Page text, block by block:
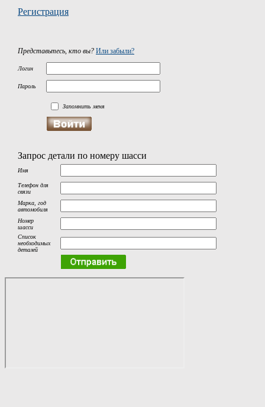
Регистрация
Представьтесь, кто вы? Или забыли?
Логин
Пароль
Запомнить меня
Запрос детали по номеру шасси
Имя
Телефон для
связи
Марка, год
автомобиля
Номер
шасси
Список
необходимых
деталей